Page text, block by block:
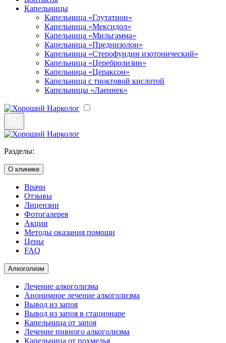
Капельницы
Капельница «Глутатион»
Капельница «Мексидол»
Капельница «Мильгамма»
Капельница «Преднизолон»
Капельница «Стерофундин изотонический»
Капельница «Церебролизин»
Капельница «Цераксон»
Капельница с тиоктовой кислотой
Капельницы «Лаеннек»
Разделы:
О клинике
Врачи
Отзывы
Лицензии
Фотогалерея
Акции
Методы оказания помощи
Цены
FAQ
Алкоголизм
Лечение алкоголизма
Анонимное лечение алкоголизма
Вывод из запоя
Вывод из запоя в стационаре
Капельница от запоя
Лечение пивного алкоголизма
Капельница от похмелья